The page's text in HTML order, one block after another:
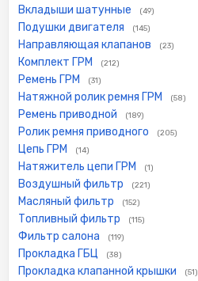
Вкладыши шатунные (49)
Подушки двигателя (145)
Направляющая клапанов (23)
Комплект ГРМ (212)
Ремень ГРМ (31)
Натяжной ролик ремня ГРМ (58)
Ремень приводной (189)
Ролик ремня приводного (205)
Цепь ГРМ (14)
Натяжитель цепи ГРМ (1)
Воздушный фильтр (221)
Масляный фильтр (152)
Топливный фильтр (115)
Фильтр салона (119)
Прокладка ГБЦ (38)
Прокладка клапанной крышки (51)